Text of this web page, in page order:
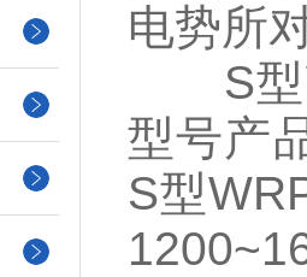
电势所
S型
型号产
S型